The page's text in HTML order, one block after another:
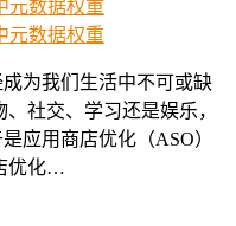
为我们生活中不可或缺
社交、学习还是娱乐，
应用商店优化（ASO）
优化…